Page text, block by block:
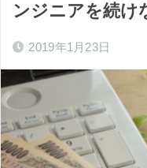
ンジニアを続け
2019年1月23日